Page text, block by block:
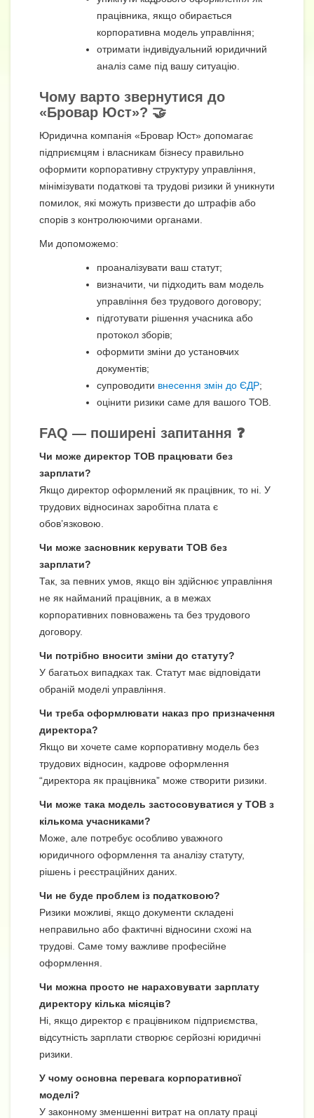
працівника, якщо обирається
корпоративна модель управління;
отримати індивідуальний юридичний
аналіз саме під вашу ситуацію.
Чому варто звернутися до
«Бровар Юст»? 🤝
Юридична компанія «Бровар Юст» допомагає
підприємцям і власникам бізнесу правильно
оформити корпоративну структуру управління,
мінімізувати податкові та трудові ризики й уникнути
помилок, які можуть призвести до штрафів або
спорів з контролюючими органами.
Ми допоможемо:
проаналізувати ваш статут;
визначити, чи підходить вам модель
управління без трудового договору;
підготувати рішення учасника або
протокол зборів;
оформити зміни до установчих
документів;
супроводити внесення змін до ЄДР;
оцінити ризики саме для вашого ТОВ.
FAQ — поширені запитання ❓
Чи може директор ТОВ працювати без
зарплати?
Якщо директор оформлений як працівник, то ні. У
трудових відносинах заробітна плата є
обов’язковою.
Чи може засновник керувати ТОВ без
зарплати?
Так, за певних умов, якщо він здійснює управління
не як найманий працівник, а в межах
корпоративних повноважень та без трудового
договору.
Чи потрібно вносити зміни до статуту?
У багатьох випадках так. Статут має відповідати
обраній моделі управління.
Чи треба оформлювати наказ про призначення
директора?
Якщо ви хочете саме корпоративну модель без
трудових відносин, кадрове оформлення
“директора як працівника” може створити ризики.
Чи може така модель застосовуватися у ТОВ з
кількома учасниками?
Може, але потребує особливо уважного
юридичного оформлення та аналізу статуту,
рішень і реєстраційних даних.
Чи не буде проблем із податковою?
Ризики можливі, якщо документи складені
неправильно або фактичні відносини схожі на
трудові. Саме тому важливе професійне
оформлення.
Чи можна просто не нараховувати зарплату
директору кілька місяців?
Ні, якщо директор є працівником підприємства,
відсутність зарплати створює серйозні юридичні
ризики.
У чому основна перевага корпоративної
моделі?
У законному зменшенні витрат на оплату праці